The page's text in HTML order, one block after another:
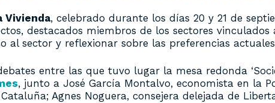
Vivienda, celebrado durante los días 20 y 21 de
destacados miembros de los sectores
sector y reflexionar sobre las preferencias
entre las que tuvo lugar la mesa redonda
, junto a José García Montalvo, economista en la
Agnes Noguera, consejera delejada de